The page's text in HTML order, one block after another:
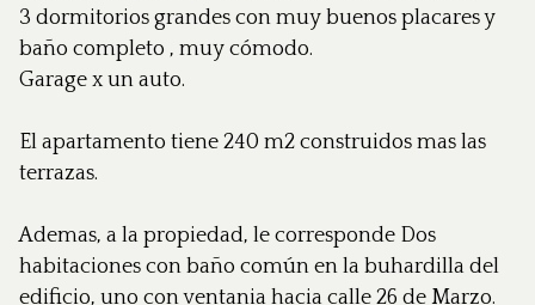
3 dormitorios grandes con muy buenos placares y
baño completo , muy cómodo.
Garage x un auto.
El apartamento tiene 240 m2 construidos mas las
terrazas.
Ademas, a la propiedad, le corresponde Dos
habitaciones con baño común en la buhardilla del
edificio, uno con ventania hacia calle 26 de Marzo.